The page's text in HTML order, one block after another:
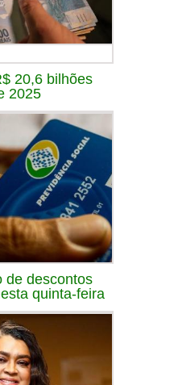
20,6 bilhões
2025
de descontos
quinta-feira